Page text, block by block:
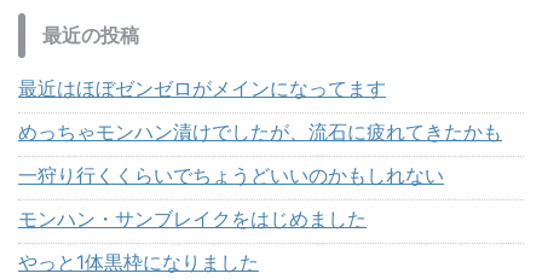
最近の投稿
最近はほぼゼンゼロがメインになってます
めっちゃモンハン漬けでしたが、流石に疲れてきたかも
一狩り行くくらいでちょうどいいのかもしれない
モンハン・サンブレイクをはじめました
やっと1体黒枠になりました